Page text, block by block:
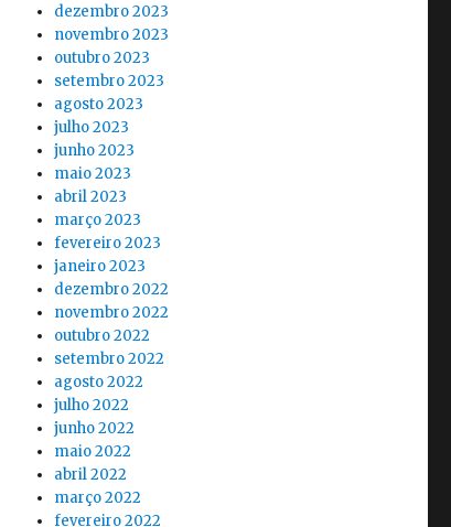
dezembro 2023
novembro 2023
outubro 2023
setembro 2023
agosto 2023
julho 2023
junho 2023
maio 2023
abril 2023
março 2023
fevereiro 2023
janeiro 2023
dezembro 2022
novembro 2022
outubro 2022
setembro 2022
agosto 2022
julho 2022
junho 2022
maio 2022
abril 2022
março 2022
fevereiro 2022